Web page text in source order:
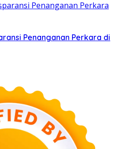
Penanganan Perkara di